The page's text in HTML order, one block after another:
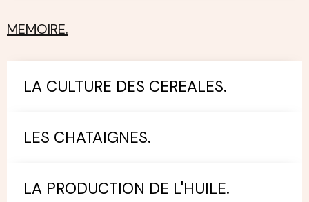
MEMOIRE.
LA CULTURE DES CEREALES.
LES CHATAIGNES.
LA PRODUCTION DE L'HUILE.